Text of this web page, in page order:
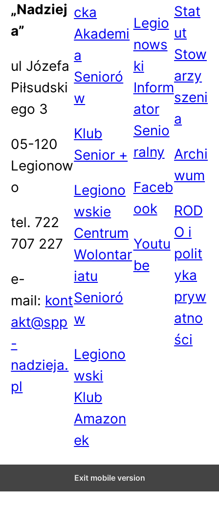
„Nadziej
a”
ul Józefa
Piłsudski
ego 3
05-120
Legionow
o
tel. 722
707 227
e-
mail: kont
akt@spp
-
nadzieja.
pl
cka
Akademi
a
Senioró
w
Klub
Senior +
Legiono
wskie
Centrum
Wolontar
iatu
Senioró
w
Legiono
wski
Klub
Amazon
ek
Legio
nows
ki
Inform
ator
Senio
ralny
Faceb
ook
Youtu
be
Stat
ut
Stow
arzy
szeni
a
Archi
wum
ROD
O i
polit
yka
pryw
atno
ści
Exit mobile version